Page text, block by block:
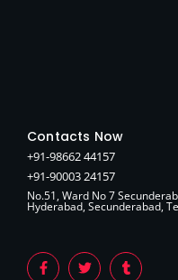
Contacts Now
+91-98662 44157
+91-90003 24157
No.51, Ward No 7
Hyderabad, Secunderabad,